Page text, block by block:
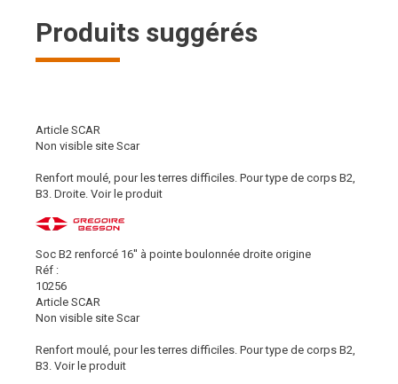
Produits suggérés
Article SCAR
Non visible site Scar
Renfort moulé, pour les terres difficiles. Pour type de corps B2,
B3. Droite. Voir le produit
Soc B2 renforcé 16'' à pointe boulonnée droite origine
Réf :
10256
Article SCAR
Non visible site Scar
Renfort moulé, pour les terres difficiles. Pour type de corps B2,
B3. Voir le produit